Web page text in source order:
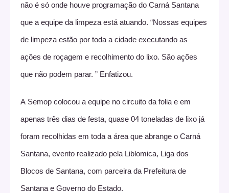
não é só onde houve programação do Carná Santana
que a equipe da limpeza está atuando. “Nossas equipes
de limpeza estão por toda a cidade executando as
ações de roçagem e recolhimento do lixo. São ações
que não podem parar. ” Enfatizou.
A Semop colocou a equipe no circuito da folia e em
apenas três dias de festa, quase 04 toneladas de lixo já
foram recolhidas em toda a área que abrange o Carná
Santana, evento realizado pela Liblomica, Liga dos
Blocos de Santana, com parceira da Prefeitura de
Santana e Governo do Estado.